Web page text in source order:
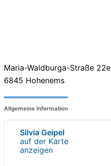
Maria-Waldburga-Straße 22e
6845 Hohenems
Allgemeine Information
Silvia Geipel
auf der Karte
anzeigen